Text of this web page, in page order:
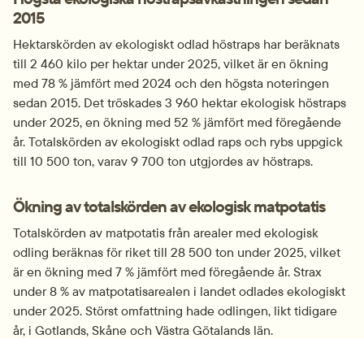
2015
Hektarskörden av ekologiskt odlad höstraps har beräknats
till 2 460 kilo per hektar under 2025, vilket är en ökning
med 78 % jämfört med 2024 och den högsta noteringen
sedan 2015. Det tröskades 3 960 hektar ekologisk höstraps
under 2025, en ökning med 52 % jämfört med föregående
år. Totalskörden av ekologiskt odlad raps och rybs uppgick
till 10 500 ton, varav 9 700 ton utgjordes av höstraps.
Ökning av totalskörden av ekologisk matpotatis
Totalskörden av matpotatis från arealer med ekologisk
odling beräknas för riket till 28 500 ton under 2025, vilket
är en ökning med 7 % jämfört med föregående år. Strax
under 8 % av matpotatisarealen i landet odlades ekologiskt
under 2025. Störst omfattning hade odlingen, likt tidigare
år, i Gotlands, Skåne och Västra Götalands län.